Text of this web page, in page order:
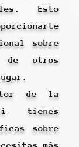
Esto
sobre
de otros
de la
tienes
sobre
más